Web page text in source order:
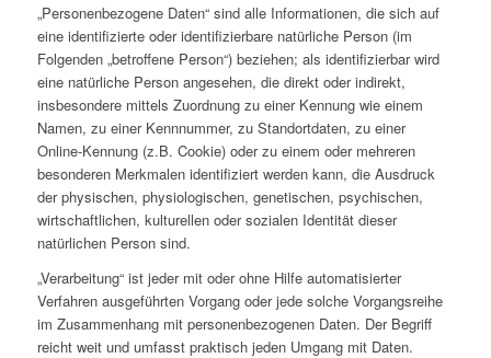
„Personenbezogene Daten“ sind alle Informationen, die sich auf
eine identifizierte oder identifizierbare natürliche Person (im
Folgenden „betroffene Person“) beziehen; als identifizierbar wird
eine natürliche Person angesehen, die direkt oder indirekt,
insbesondere mittels Zuordnung zu einer Kennung wie einem
Namen, zu einer Kennnummer, zu Standortdaten, zu einer
Online-Kennung (z.B. Cookie) oder zu einem oder mehreren
besonderen Merkmalen identifiziert werden kann, die Ausdruck
der physischen, physiologischen, genetischen, psychischen,
wirtschaftlichen, kulturellen oder sozialen Identität dieser
natürlichen Person sind.
„Verarbeitung“ ist jeder mit oder ohne Hilfe automatisierter
Verfahren ausgeführten Vorgang oder jede solche Vorgangsreihe
im Zusammenhang mit personenbezogenen Daten. Der Begriff
reicht weit und umfasst praktisch jeden Umgang mit Daten.